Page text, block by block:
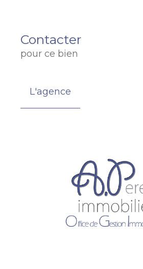
Contacter
pour ce bien
L'agence